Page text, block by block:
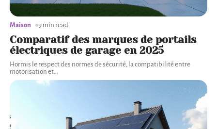
Comparatif des marques de portails
électriques de garage en 2025
Hormis le respect des normes de sécurité, la compatibilité entre
motorisation et…
Maison 9 min read